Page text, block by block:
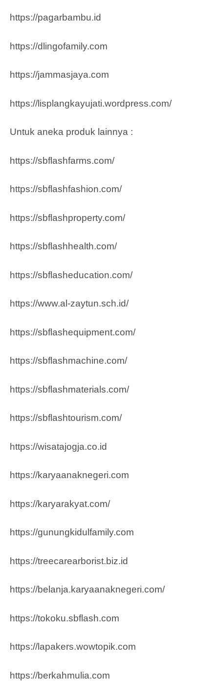
https://pagarbambu.id
https://dlingofamily.com
https://jammasjaya.com
https://lisplangkayujati.wordpress.com/
Untuk aneka produk lainnya :
https://sbflashfarms.com/
https://sbflashfashion.com/
https://sbflashproperty.com/
https://sbflashhealth.com/
https://sbflasheducation.com/
https://www.al-zaytun.sch.id/
https://sbflashequipment.com/
https://sbflashmachine.com/
https://sbflashmaterials.com/
https://sbflashtourism.com/
https://wisatajogja.co.id
https://karyaanaknegeri.com
https://karyarakyat.com/
https://gunungkidulfamily.com
https://treecarearborist.biz.id
https://belanja.karyaanaknegeri.com/
https://tokoku.sbflash.com
https://lapakers.wowtopik.com
https://berkahmulia.com